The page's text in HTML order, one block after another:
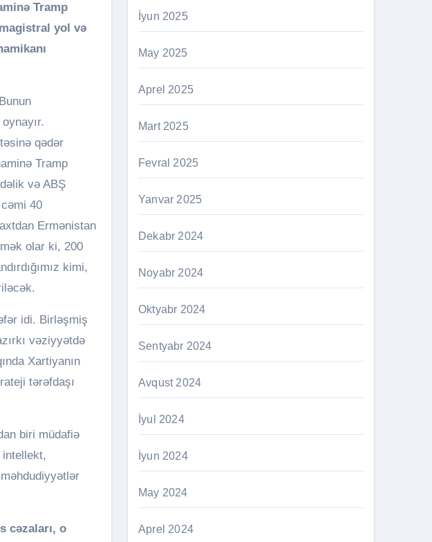
Tramp
yol və
qədər
Tramp
və ABŞ
40
Ermənistan
olar ki, 200
kimi,
idi. Birləşmiş
vəziyyətdə
Xartiyanın
tərəfdaşı
biri müdafiə
intellekt,
cəzaları, o
İyun 2025
May 2025
Aprel 2025
Mart 2025
Fevral 2025
Yanvar 2025
Dekabr 2024
Noyabr 2024
Oktyabr 2024
Sentyabr 2024
Avqust 2024
İyul 2024
İyun 2024
May 2024
Aprel 2024